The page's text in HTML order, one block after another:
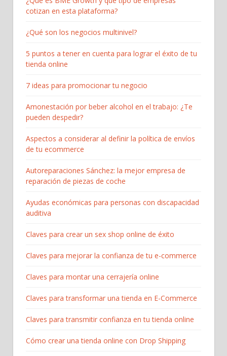
cotizan en esta plataforma?
¿Qué son los negocios multinivel?
5 puntos a tener en cuenta para lograr el éxito de tu
tienda online
7 ideas para promocionar tu negocio
Amonestación por beber alcohol en el trabajo: ¿Te
pueden despedir?
Aspectos a considerar al definir la política de envíos
de tu ecommerce
Autoreparaciones Sánchez: la mejor empresa de
reparación de piezas de coche
Ayudas económicas para personas con discapacidad
auditiva
Claves para crear un sex shop online de éxito
Claves para mejorar la confianza de tu e-commerce
Claves para montar una cerrajería online
Claves para transformar una tienda en E-Commerce
Claves para transmitir confianza en tu tienda online
Cómo crear una tienda online con Drop Shipping